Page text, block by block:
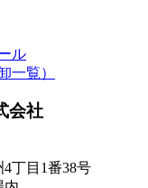
ル
一覧）
丁目1番38号